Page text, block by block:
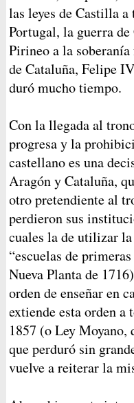
las leyes de Castilla
Portugal, la guerra
Pirineo a la
de Cataluña, Felipe
duró mucho tiempo.
Con la llegada al
progresa y la
castellano es una
Aragón y Cataluña,
otro pretendiente al
perdieron sus
cuales la de utilizar
“escuelas de
Nueva Planta de
orden de enseñar en
extiende esta orden
1857 (o Ley Moyano,
que perduró sin
vuelve a reiterar la